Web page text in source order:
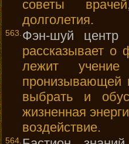
советы
долголетия.
563. Фэн-шуй
рассказывает
лежит
пронизывающей
выбрать и
жизненная
воздействие.
564.